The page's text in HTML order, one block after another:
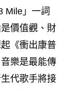
Mile」一詞
價值觀、財
《衝出康普
樂是最能傳
代歌手將接